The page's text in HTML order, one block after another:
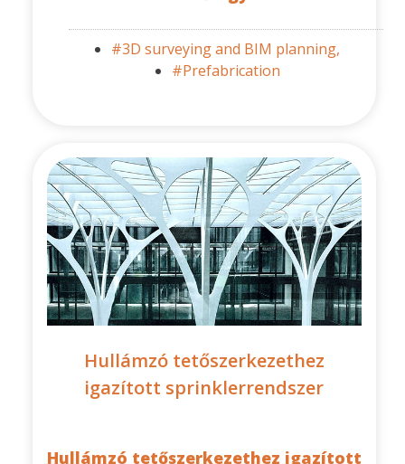
#3D surveying and BIM planning,
#Prefabrication
Hullámzó tetőszerkezethez
igazított sprinklerrendszer
Hullámzó tetőszerkezethez igazított